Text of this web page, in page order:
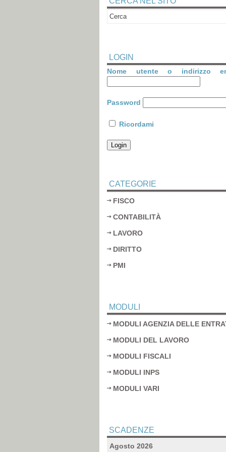
LOGIN
Nome utente o indirizzo
Password
Ricordami
CATEGORIE
FISCO
CONTABILITÀ
LAVORO
DIRITTO
PMI
MODULI
MODULI AGENZIA DELLE
MODULI DEL LAVORO
MODULI FISCALI
MODULI INPS
MODULI VARI
SCADENZE
Agosto 2026